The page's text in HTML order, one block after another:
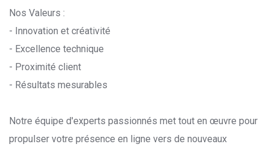
Nos Valeurs :
- Innovation et créativité
- Excellence technique
- Proximité client
- Résultats mesurables
Notre équipe d'experts passionnés met tout en œuvre pour
propulser votre présence en ligne vers de nouveaux